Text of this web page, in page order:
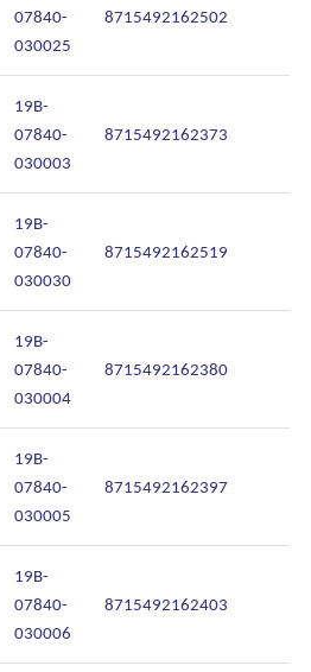
07840-
030025
8715492162502
19B-
07840-
030003
8715492162373
19B-
07840-
030030
8715492162519
19B-
07840-
030004
8715492162380
19B-
07840-
030005
8715492162397
19B-
07840-
030006
8715492162403